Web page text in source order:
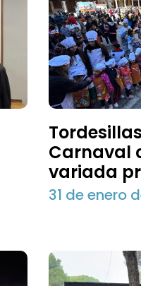
Carnaval
variada
31 de enero